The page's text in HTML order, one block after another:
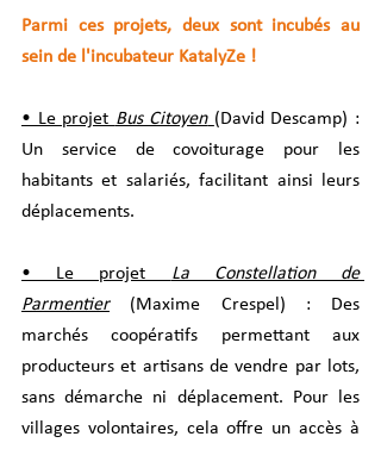
Parmi ces projets, deux sont incubés au
sein de l'incubateur KatalyZe !
• Le projet Bus Citoyen (David Descamp) :
Un service de covoiturage pour les
habitants et salariés, facilitant ainsi leurs
déplacements.
• Le projet La Constellation de
Parmentier (Maxime Crespel) : Des
marchés coopératifs permettant aux
producteurs et artisans de vendre par lots,
sans démarche ni déplacement. Pour les
villages volontaires, cela offre un accès à